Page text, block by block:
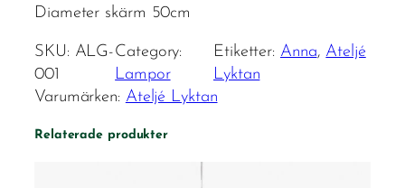
Diameter skärm 50cm
SKU: ALG-
001
Category:
Lampor
Etiketter: Anna, Ateljé
Lyktan
Varumärken: Ateljé Lyktan
Relaterade produkter